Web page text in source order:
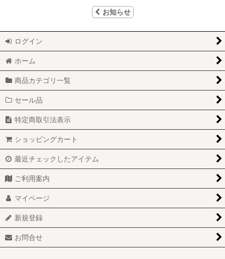
お知らせ
ログイン
ホーム
商品カテゴリ一覧
セール品
特定商取引法表示
ショッピングカート
最近チェックしたアイテム
ご利用案内
マイページ
新規登録
お問合せ